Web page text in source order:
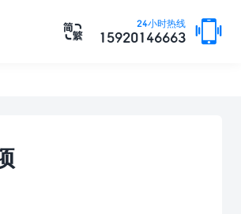
24小时热线
15920146663 
